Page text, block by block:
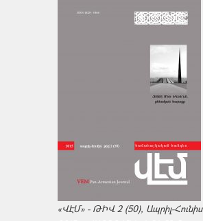
«ՎԷՄ» - ԹԻՎ 2 (50), Ապրիլ-Հունիս